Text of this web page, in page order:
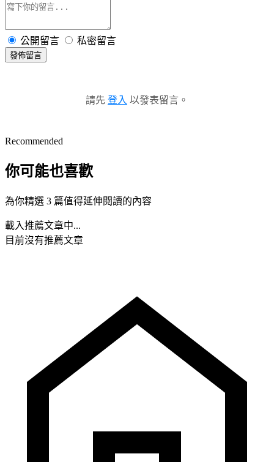
公開留言 私密留言
發佈留言
請先 登入 以發表留言。
Recommended
你可能也喜歡
為你精選 3 篇值得延伸閱讀的內容
載入推薦文章中...
目前沒有推薦文章